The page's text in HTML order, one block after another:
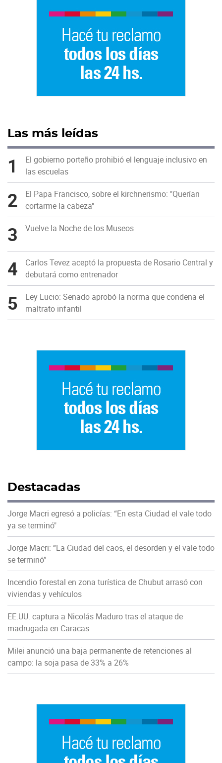
Las más leídas
1
El gobierno porteño prohibió el lenguaje inclusivo en
las escuelas
2
El Papa Francisco, sobre el kirchnerismo: "Querían
cortarme la cabeza"
3 Vuelve la Noche de los Museos
4
Carlos Tevez aceptó la propuesta de Rosario Central y
debutará como entrenador
5
Ley Lucio: Senado aprobó la norma que condena el
maltrato infantil
Destacadas
Jorge Macri egresó a policías: “En esta Ciudad el vale todo
ya se terminó"
Jorge Macri: “La Ciudad del caos, el desorden y el vale todo
se terminó”
Incendio forestal en zona turística de Chubut arrasó con
viviendas y vehículos
EE.UU. captura a Nicolás Maduro tras el ataque de
madrugada en Caracas
Milei anunció una baja permanente de retenciones al
campo: la soja pasa de 33% a 26%